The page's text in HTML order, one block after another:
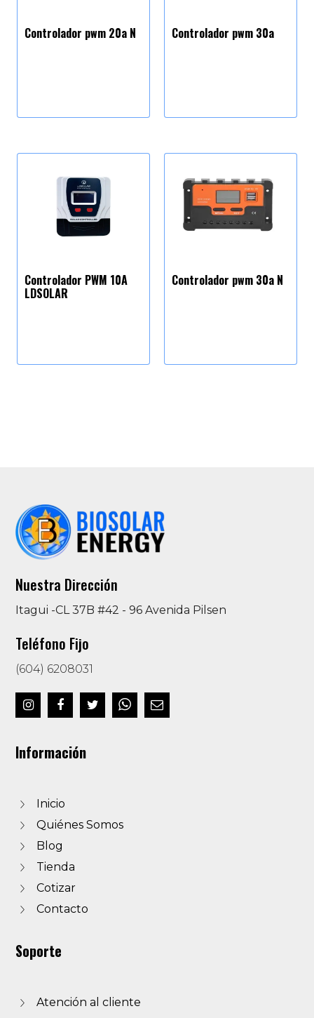
Controlador pwm 20a N Controlador pwm 30a
Controlador PWM 10A
LDSOLAR
Controlador pwm 30a N
Nuestra Dirección
Itagui -CL 37B #42 - 96 Avenida Pilsen
Teléfono Fijo
(604) 6208031
Información
Inicio
Quiénes Somos
Blog
Tienda
Cotizar
Contacto
Soporte
Atención al cliente